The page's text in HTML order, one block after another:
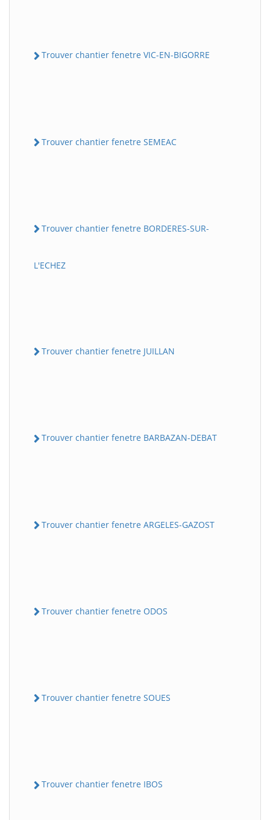
Trouver chantier fenetre VIC-EN-BIGORRE
Trouver chantier fenetre SEMEAC
Trouver chantier fenetre BORDERES-SUR-
L'ECHEZ
Trouver chantier fenetre JUILLAN
Trouver chantier fenetre BARBAZAN-DEBAT
Trouver chantier fenetre ARGELES-GAZOST
Trouver chantier fenetre ODOS
Trouver chantier fenetre SOUES
Trouver chantier fenetre IBOS